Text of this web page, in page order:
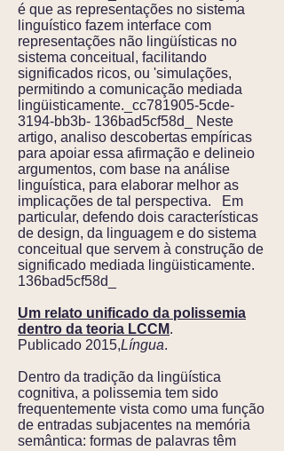
é que as representações no sistema
linguístico fazem interface com
representações não lingüísticas no
sistema conceitual, facilitando
significados ricos, ou 'simulações,
permitindo a comunicação mediada
lingüisticamente._cc781905-5cde-
3194-bb3b- 136bad5cf58d_ Neste
artigo, analiso descobertas empíricas
para apoiar essa afirmação e delineio
argumentos, com base na análise
linguística, para elaborar melhor as
implicações de tal perspectiva. Em
particular, defendo dois características
de design, da linguagem e do sistema
conceitual que servem à construção de
significado mediada lingüisticamente.
136bad5cf58d_
Um relato unificado da polissemia
dentro da teoria LCCM.
Publicado 2015,Língua.
Dentro da tradição da lingüística
cognitiva, a polissemia tem sido
frequentemente vista como uma função
de entradas subjacentes na memória
semântica: formas de palavras têm